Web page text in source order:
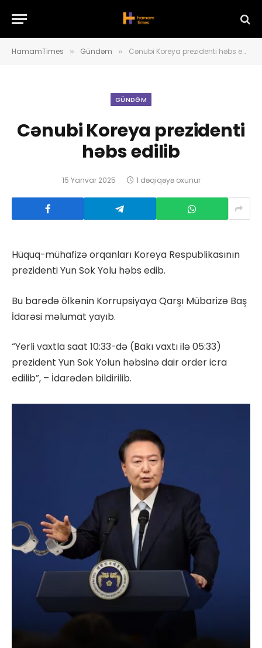
HamamTimes » Gündəm » Cənubi Koreya prezidenti həbs edilib
GÜNDƏM
Cənubi Koreya prezidenti
həbs edilib
15 Yanvar 2025 1 dəqiqəyə oxunur
Hüquq-mühafizə orqanları Koreya Respublikasının
prezidenti Yun Sok Yolu həbs edib.
Bu barədə ölkənin Korrupsiyaya Qarşı Mübarizə Baş
İdarəsi məlumat yayıb.
“Yerli vaxtla saat 10:33-də (Bakı vaxtı ilə 05:33)
prezident Yun Sok Yolun həbsinə dair order icra
edilib”, – İdarədən bildirilib.